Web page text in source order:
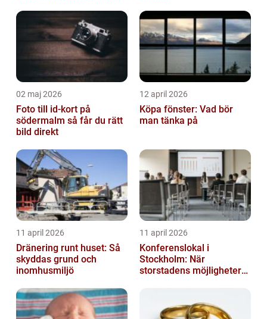
02 maj 2026
Foto till id-kort på
södermalm så får du rätt
bild direkt
12 april 2026
Köpa fönster: Vad bör
man tänka på
11 april 2026
Dränering runt huset: Så
skyddas grund och
inomhusmiljö
11 april 2026
Konferenslokal i
Stockholm: När
storstadens möjligheter